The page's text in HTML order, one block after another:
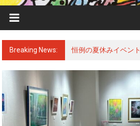
Breaking News: 恒例の夏休みイベント